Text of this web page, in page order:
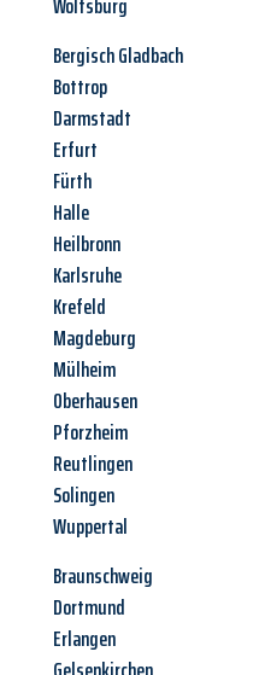
Bergisch Gladbach
Bottrop
Darmstadt
Erfurt
Fürth
Halle
Heilbronn
Karlsruhe
Krefeld
Magdeburg
Mülheim
Oberhausen
Pforzheim
Reutlingen
Solingen
Wuppertal
Braunschweig
Dortmund
Erlangen